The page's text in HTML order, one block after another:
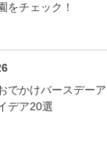
をチェック！
でかけバースデーア
デア20選